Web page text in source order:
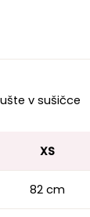
v sušičce
XS
82 cm